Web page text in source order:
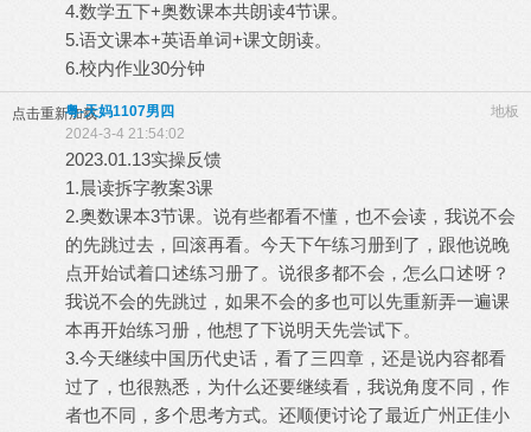
4.数学五下+奥数课本共朗读4节课。
5.语文课本+英语单词+课文朗读。
6.校内作业30分钟
点击重新加载 地板
粤-天妈1107男四
2024-3-4 21:54:02
2023.01.13实操反馈
1.晨读拆字教案3课
2.奥数课本3节课。说有些都看不懂，也不会读，我说不会
的先跳过去，回滚再看。今天下午练习册到了，跟他说晚
点开始试着口述练习册了。说很多都不会，怎么口述呀？
我说不会的先跳过，如果不会的多也可以先重新弄一遍课
本再开始练习册，他想了下说明天先尝试下。
3.今天继续中国历代史话，看了三四章，还是说内容都看
过了，也很熟悉，为什么还要继续看，我说角度不同，作
者也不同，多个思考方式。还顺便讨论了最近广州正佳小